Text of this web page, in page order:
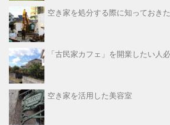
空き家を処分する際に知っておき
「古民家カフェ」を開業したい人
空き家を活用した美容室